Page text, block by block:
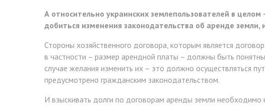
А относительно украинских землепользователей в
добиться изменения законодательства об аренде земли,
Стороны хозяйственного договора, которым является
в частности – размер арендной платы – должны быть
случае желания изменить их – это должно осуществляться
предусмотрено гражданским законодательством.
И взыскивать долги по договорам аренды земли необходимо